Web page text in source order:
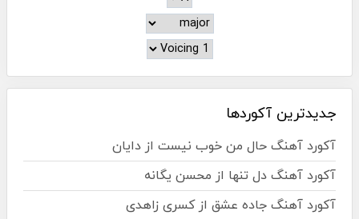
جدیدترین آکوردها
آکورد آهنگ حال من خوب نیست از دایان
آکورد آهنگ دل تنها از محسن یگانه
آکورد آهنگ جاده عشق از کسری زاهدی